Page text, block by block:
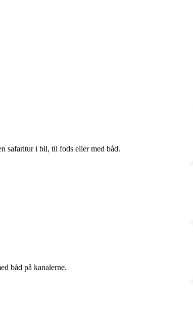
safaritur i bil, til fods eller med båd.
båd på kanalerne.